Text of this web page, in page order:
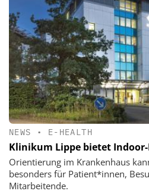
NEWS • E-HEALTH
Klinikum Lippe bietet
Orientierung im Krankenhaus
besonders für Patient*innen,
Mitarbeitende.